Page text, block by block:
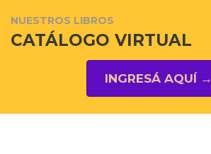
NUESTROS LIBROS
CATÁLOGO VIRTUAL
INGRESÁ AQUÍ →